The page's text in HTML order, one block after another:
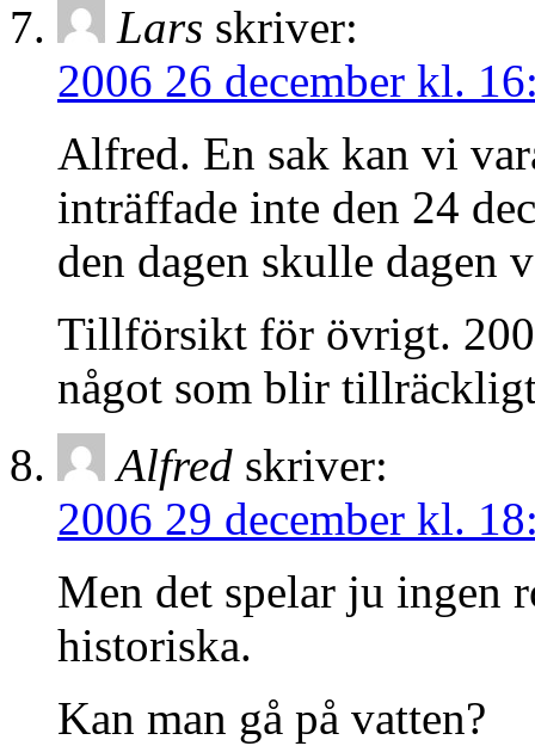
Lars skriver:
2006 26 december kl.
Alfred. En sak kan vi
inträffade inte den 24
den dagen skulle dagen
Tillförsikt för övrigt.
något som blir
Alfred skriver:
2006 29 december kl.
Men det spelar ju
historiska.
Kan man gå på vatten?